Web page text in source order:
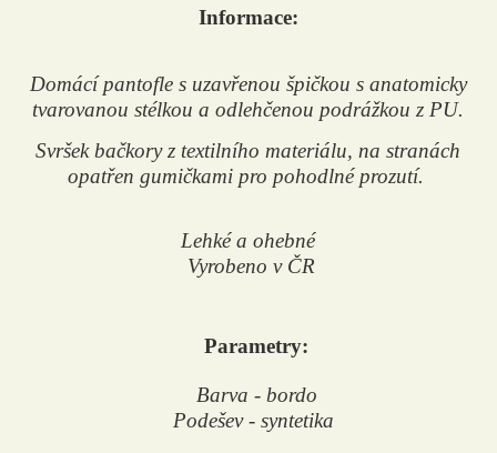
Informace:
Domácí pantofle s uzavřenou špičkou s anatomicky
tvarovanou stélkou a odlehčenou podrážkou z PU.
Svršek bačkory z textilního materiálu, na stranách
opatřen gumičkami pro pohodlné prozutí.
Lehké a ohebné
Vyrobeno v ČR
Parametry:
Barva - bordo
Podešev - syntetika